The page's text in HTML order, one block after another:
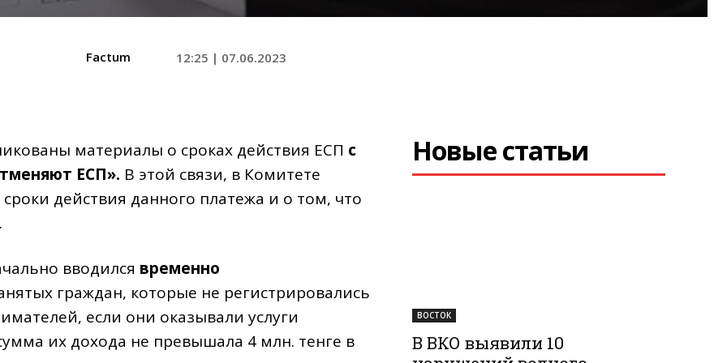
Factum 12:25 | 07.06.2023
материалы о сроках действия ЕСП с
ЕСП». В этой связи, в Комитете
действия данного платежа и о том, что
вводился временно
граждан, которые не регистрировались
если они оказывали услуги
их дохода не превышала 4 млн. тенге в
Новые статьи
ВОСТОК
В ВКО выявили 10